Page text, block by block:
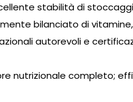
stabilità di
bilanciato di
autorevoli e
nutrizionale completo;